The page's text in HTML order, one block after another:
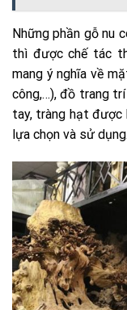
Những phần gỗ nu
thì được chế tác
mang ý nghĩa về
công,…), đồ trang
tay, tràng hạt được
lựa chọn và sử dụng.